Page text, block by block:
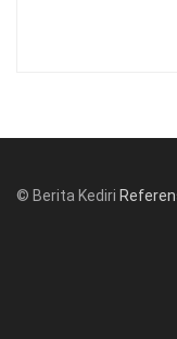
© Berita Kediri